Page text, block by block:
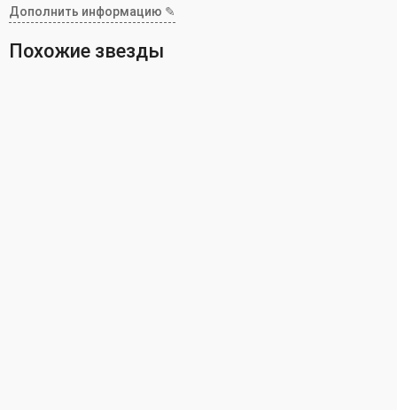
Дополнить информацию ✎
Похожие звезды